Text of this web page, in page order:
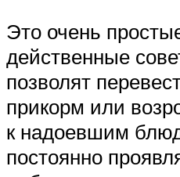
Это очень
действенные
позволят
прикорм или
к надоевшим
постоянно